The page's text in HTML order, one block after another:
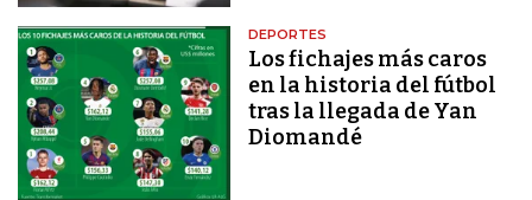
DEPORTES
Los fichajes más caros
en la historia del fútbol
tras la llegada de Yan
Diomandé